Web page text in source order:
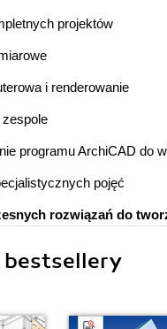
projektów
i renderowanie
zespole
programu ArchiCAD do
pojęć
rozwiązań do
bestsellery